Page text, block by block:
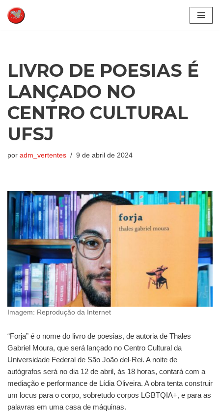
Pular
LIVRO DE POESIAS É
LANÇADO NO
CENTRO CULTURAL
UFSJ
por adm_vertentes 9 de abril de 2024
Imagem: Reprodução da Internet
“Forja” é o nome do livro de poesias, de autoria de Thales
Gabriel Moura, que será lançado no Centro Cultural da
Universidade Federal de São João del-Rei. A noite de
autógrafos será no dia 12 de abril, às 18 horas, contará com a
mediação e performance de Lídia Oliveira. A obra tenta construir
um locus para o corpo, sobretudo corpos LGBTQIA+, e para as
palavras em uma casa de máquinas.